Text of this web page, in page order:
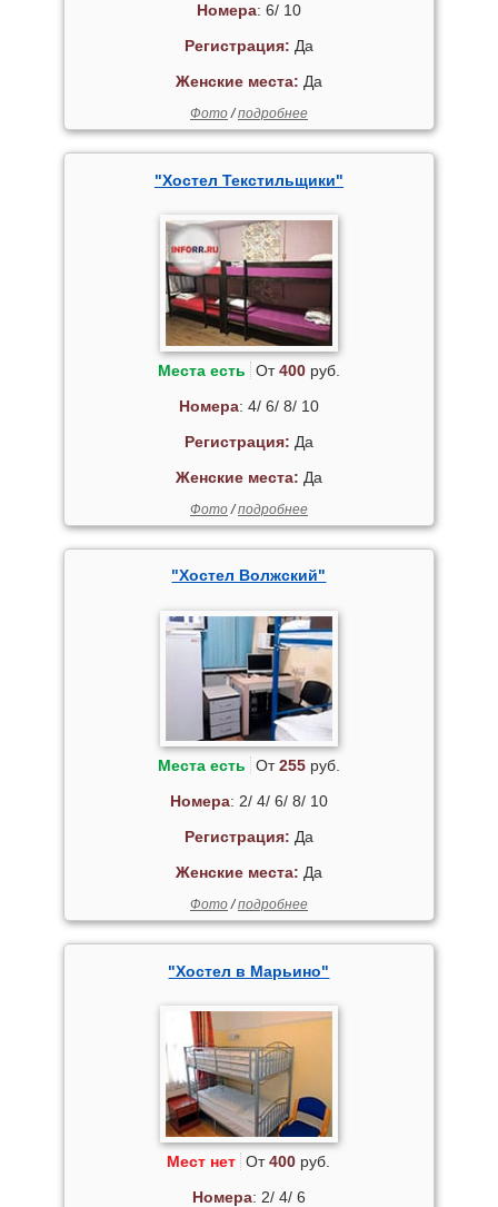
Номера: 6/ 10
Регистрация: Да
Женские места: Да
Фото/подробнее
"Хостел Текстильщики"
Места есть От400руб.
Номера: 4/ 6/ 8/ 10
Регистрация: Да
Женские места: Да
Фото/подробнее
"Хостел Волжский"
Места есть От255руб.
Номера: 2/ 4/ 6/ 8/ 10
Регистрация: Да
Женские места: Да
Фото/подробнее
"Хостел в Марьино"
Мест нет От400 руб.
Номера: 2/ 4/ 6